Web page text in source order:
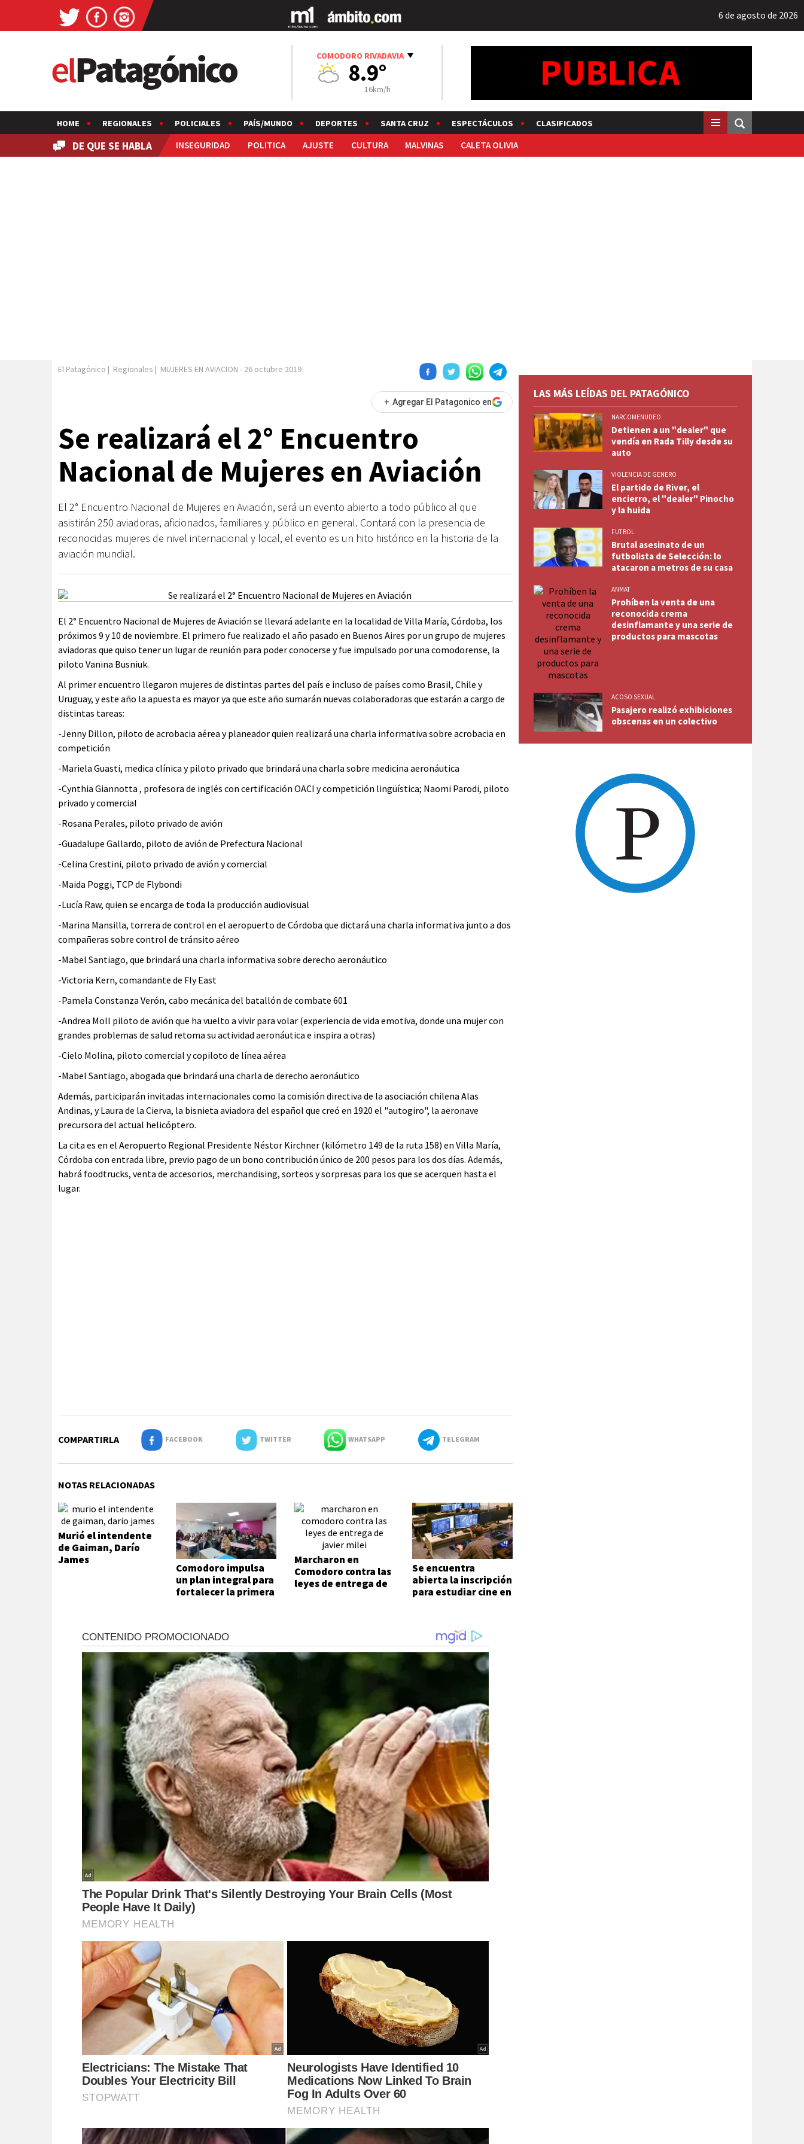
6 de agosto de 2026
COMODORO RIVADAVIA
8.9°
16km/h
HOME REGIONALES POLICIALES PAÍS/MUNDO DEPORTES SANTA CRUZ ESPECTÁCULOS CLASIFICADOS
DE QUE SE HABLA INSEGURIDAD POLITICA AJUSTE CULTURA MALVINAS CALETA OLIVIA
El Patagónico | Regionales | MUJERES EN AVIACION - 26 octubre 2019
+ Agregar El Patagonico en
Se realizará el 2° Encuentro
Nacional de Mujeres en Aviación
El 2° Encuentro Nacional de Mujeres en Aviación, será un evento abierto a todo público al que
asistirán 250 aviadoras, aficionados, familiares y público en general. Contará con la presencia de
reconocidas mujeres de nivel internacional y local, el evento es un hito histórico en la historia de la
aviación mundial.
El 2° Encuentro Nacional de Mujeres de Aviación se llevará adelante en la localidad de Villa María, Córdoba, los
próximos 9 y 10 de noviembre. El primero fue realizado el año pasado en Buenos Aires por un grupo de mujeres
aviadoras que quiso tener un lugar de reunión para poder conocerse y fue impulsado por una comodorense, la
piloto Vanina Busniuk.
Al primer encuentro llegaron mujeres de distintas partes del país e incluso de países como Brasil, Chile y
Uruguay, y este año la apuesta es mayor ya que este año sumarán nuevas colaboradoras que estarán a cargo de
distintas tareas:
-Jenny Dillon, piloto de acrobacia aérea y planeador quien realizará una charla informativa sobre acrobacia en
competición
-Mariela Guasti, medica clínica y piloto privado que brindará una charla sobre medicina aeronáutica
-Cynthia Giannotta , profesora de inglés con certificación OACI y competición lingüística; Naomi Parodi, piloto
privado y comercial
-Rosana Perales, piloto privado de avión
-Guadalupe Gallardo, piloto de avión de Prefectura Nacional
-Celina Crestini, piloto privado de avión y comercial
-Maida Poggi, TCP de Flybondi
-Lucía Raw, quien se encarga de toda la producción audiovisual
-Marina Mansilla, torrera de control en el aeropuerto de Córdoba que dictará una charla informativa junto a dos
compañeras sobre control de tránsito aéreo
-Mabel Santiago, que brindará una charla informativa sobre derecho aeronáutico
-Victoria Kern, comandante de Fly East
-Pamela Constanza Verón, cabo mecánica del batallón de combate 601
-Andrea Moll piloto de avión que ha vuelto a vivir para volar (experiencia de vida emotiva, donde una mujer con
grandes problemas de salud retoma su actividad aeronáutica e inspira a otras)
-Cielo Molina, piloto comercial y copiloto de línea aérea
-Mabel Santiago, abogada que brindará una charla de derecho aeronáutico
Además, participarán invitadas internacionales como la comisión directiva de la asociación chilena Alas
Andinas, y Laura de la Cierva, la bisnieta aviadora del español que creó en 1920 el "autogiro", la aeronave
precursora del actual helicóptero.
La cita es en el Aeropuerto Regional Presidente Néstor Kirchner (kilómetro 149 de la ruta 158) en Villa María,
Córdoba con entrada libre, previo pago de un bono contribución único de 200 pesos para los dos días. Además,
habrá foodtrucks, venta de accesorios, merchandising, sorteos y sorpresas para los que se acerquen hasta el
lugar.
COMPARTIRLA FACEBOOK TWITTER WHATSAPP TELEGRAM
NOTAS RELACIONADAS
Murió el intendente
de Gaiman, Darío
James
Comodoro impulsa
un plan integral para
fortalecer la primera
Marcharon en
Comodoro contra las
leyes de entrega de
Se encuentra
abierta la inscripción
para estudiar cine en
LAS MÁS LEÍDAS DEL PATAGÓNICO
NARCOMENUDEO
Detienen a un "dealer" que
vendía en Rada Tilly desde su
auto
VIOLENCIA DE GENERO
El partido de River, el
encierro, el "dealer" Pinocho
y la huida
FUTBOL
Brutal asesinato de un
futbolista de Selección: lo
atacaron a metros de su casa
ANMAT
Prohíben la venta de una
reconocida crema
desinflamante y una serie de
productos para mascotas
ACOSO SEXUAL
Pasajero realizó exhibiciones
obscenas en un colectivo